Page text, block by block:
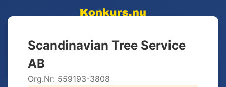
Scandinavian Tree Service
AB
Org.Nr: 559193-3808